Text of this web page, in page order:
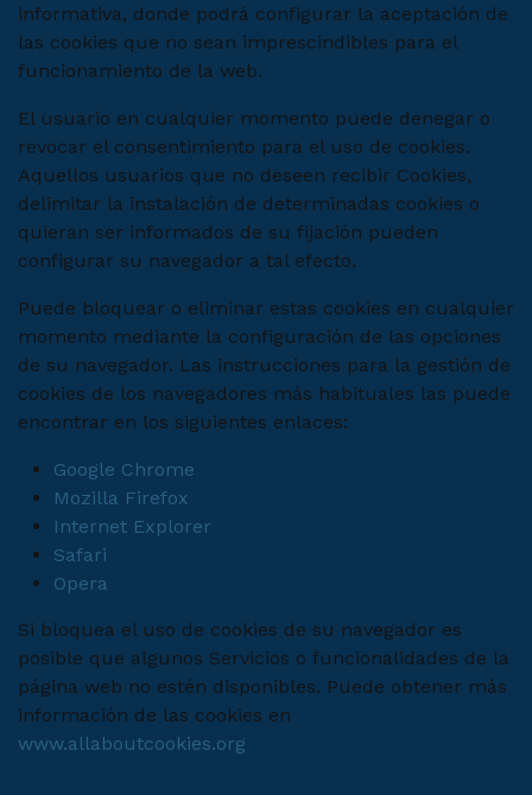
informativa, donde podrá configurar la aceptación de
las cookies que no sean imprescindibles para el
funcionamiento de la web.
El usuario en cualquier momento puede denegar o
revocar el consentimiento para el uso de cookies.
Aquellos usuarios que no deseen recibir Cookies,
delimitar la instalación de determinadas cookies o
quieran ser informados de su fijación pueden
configurar su navegador a tal efecto.
Puede bloquear o eliminar estas cookies en cualquier
momento mediante la configuración de las opciones
de su navegador. Las instrucciones para la gestión de
cookies de los navegadores más habituales las puede
encontrar en los siguientes enlaces:
Google Chrome
Mozilla Firefox
Internet Explorer
Safari
Opera
Si bloquea el uso de cookies de su navegador es
posible que algunos Servicios o funcionalidades de la
página web no estén disponibles. Puede obtener más
información de las cookies en
www.allaboutcookies.org